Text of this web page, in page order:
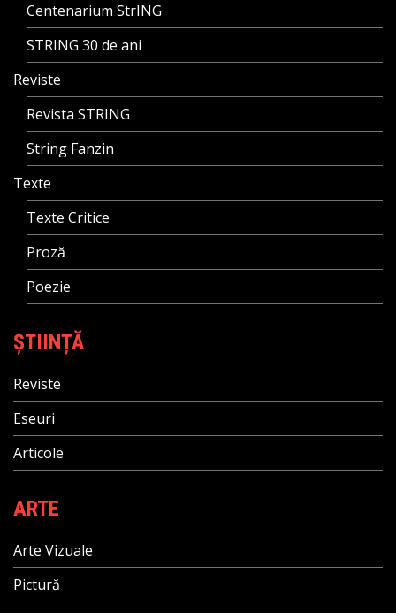
Centenarium StrING
STRING 30 de ani
Reviste
Revista STRING
String Fanzin
Texte
Texte Critice
Proză
Poezie
ȘTIINȚĂ
Reviste
Eseuri
Articole
ARTE
Arte Vizuale
Pictură